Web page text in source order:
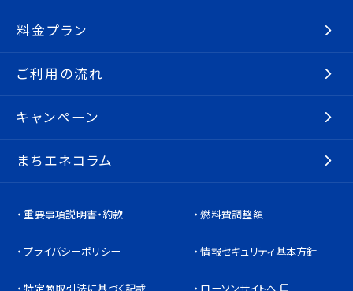
料金プラン
ご利用の流れ
キャンペーン
まちエネコラム
重要事項説明書・約款 燃料費調整額
プライバシーポリシー 情報セキュリティ基本方針